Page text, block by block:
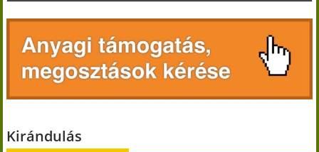
Kirándulás